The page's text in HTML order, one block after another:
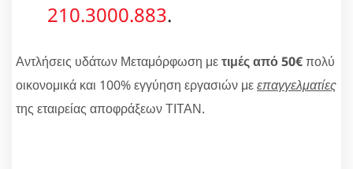
210.3000.883.
Αντλήσεις υδάτων Μεταμόρφωση μετιμές από 50€πολύ
οικονομικά και 100% εγγύηση εργασιών μεεπαγγελματίες
της εταιρείας αποφράξεων ΤΙΤΑΝ.